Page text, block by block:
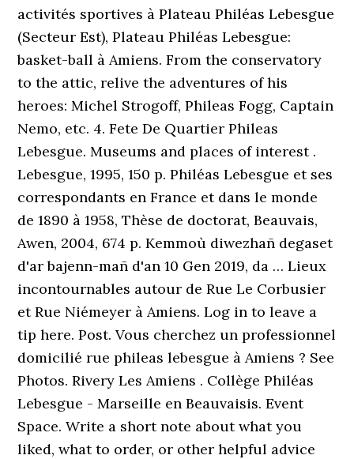
activités sportives à Plateau Philéas Lebesgue
(Secteur Est), Plateau Philéas Lebesgue:
basket-ball à Amiens. From the conservatory
to the attic, relive the adventures of his
heroes: Michel Strogoff, Phileas Fogg, Captain
Nemo, etc. 4. Fete De Quartier Phileas
Lebesgue. Museums and places of interest .
Lebesgue, 1995, 150 p. Philéas Lebesgue et ses
correspondants en France et dans le monde
de 1890 à 1958, Thèse de doctorat, Beauvais,
Awen, 2004, 674 p. Kemmoù diwezhañ degaset
d'ar bajenn-mañ d'an 10 Gen 2019, da … Lieux
incontournables autour de Rue Le Corbusier
et Rue Niémeyer à Amiens. Log in to leave a
tip here. Post. Vous cherchez un professionnel
domicilié rue phileas lebesgue à Amiens ? See
Photos. Rivery Les Amiens . Collège Philéas
Lebesgue - Marseille en Beauvaisis. Event
Space. Write a short note about what you
liked, what to order, or other helpful advice